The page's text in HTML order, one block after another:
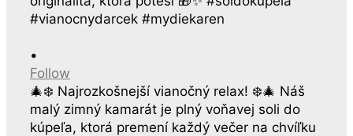
•
Follow
🎄❄️ Najrozkošnejší vianočný relax! ❄️🎄 Náš
malý zimný kamarát je plný voňavej soli do
kúpeľa, ktorá premení každý večer na chvíľku